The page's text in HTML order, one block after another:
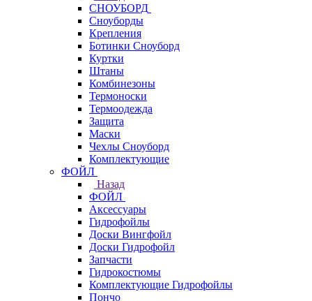
СНОУБОРД
Сноуборды
Крепления
Ботинки Сноуборд
Куртки
Штаны
Комбинезоны
Термоноски
Термоодежда
Защита
Маски
Чехлы Сноуборд
Комплектующие
ФОЙЛ
Назад
ФОЙЛ
Аксессуары
Гидрофойлы
Доски Вингфойл
Доски Гидрофойл
Запчасти
Гидрокостюмы
Комплектующие Гидрофойлы
Пончо